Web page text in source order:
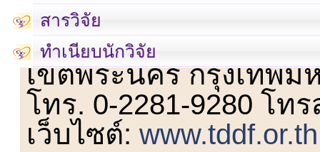
สารวิจัย
ทำเนียบนักวิจัย
เลขที่ 23 ชั้น 2 ถนนวิ
เขตพระนคร กรุงเทพม
โทร. 0-2281-9280 โท
เว็บไซต์:www.tddf.or.th